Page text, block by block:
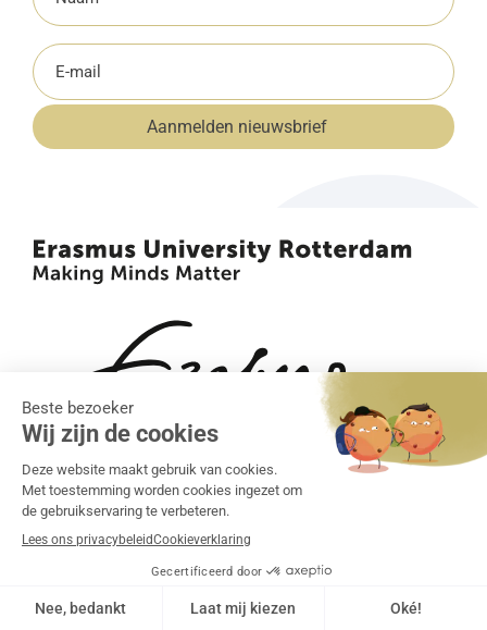
(Vereist)
E-
mailadres
(Vereist) Aanmelden nieuwsbrief
Algemene voorwaarden • Klachtenregeling
statement
Grapefish